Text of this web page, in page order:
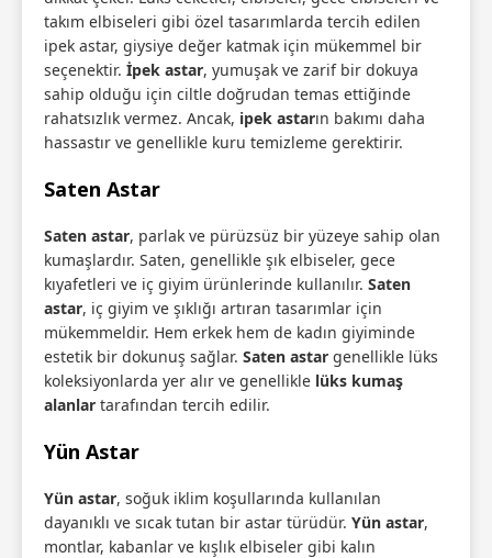
takım elbiseleri gibi özel tasarımlarda tercih edilen
ipek astar, giysiye değer katmak için mükemmel bir
seçenektir. İpek astar, yumuşak ve zarif bir dokuya
sahip olduğu için ciltle doğrudan temas ettiğinde
rahatsızlık vermez. Ancak, ipek astarın bakımı daha
hassastır ve genellikle kuru temizleme gerektirir.
Saten Astar
Saten astar, parlak ve pürüzsüz bir yüzeye sahip olan
kumaşlardır. Saten, genellikle şık elbiseler, gece
kıyafetleri ve iç giyim ürünlerinde kullanılır. Saten
astar, iç giyim ve şıklığı artıran tasarımlar için
mükemmeldir. Hem erkek hem de kadın giyiminde
estetik bir dokunuş sağlar. Saten astar genellikle lüks
koleksiyonlarda yer alır ve genellikle lüks kumaş
alanlar tarafından tercih edilir.
Yün Astar
Yün astar, soğuk iklim koşullarında kullanılan
dayanıklı ve sıcak tutan bir astar türüdür. Yün astar,
montlar, kabanlar ve kışlık elbiseler gibi kalın